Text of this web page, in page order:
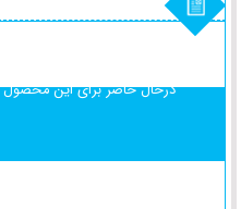
درحال حاضر برای این محصول